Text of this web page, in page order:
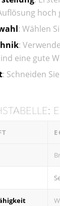
: Wählen
:
eine gute
: Schneiden